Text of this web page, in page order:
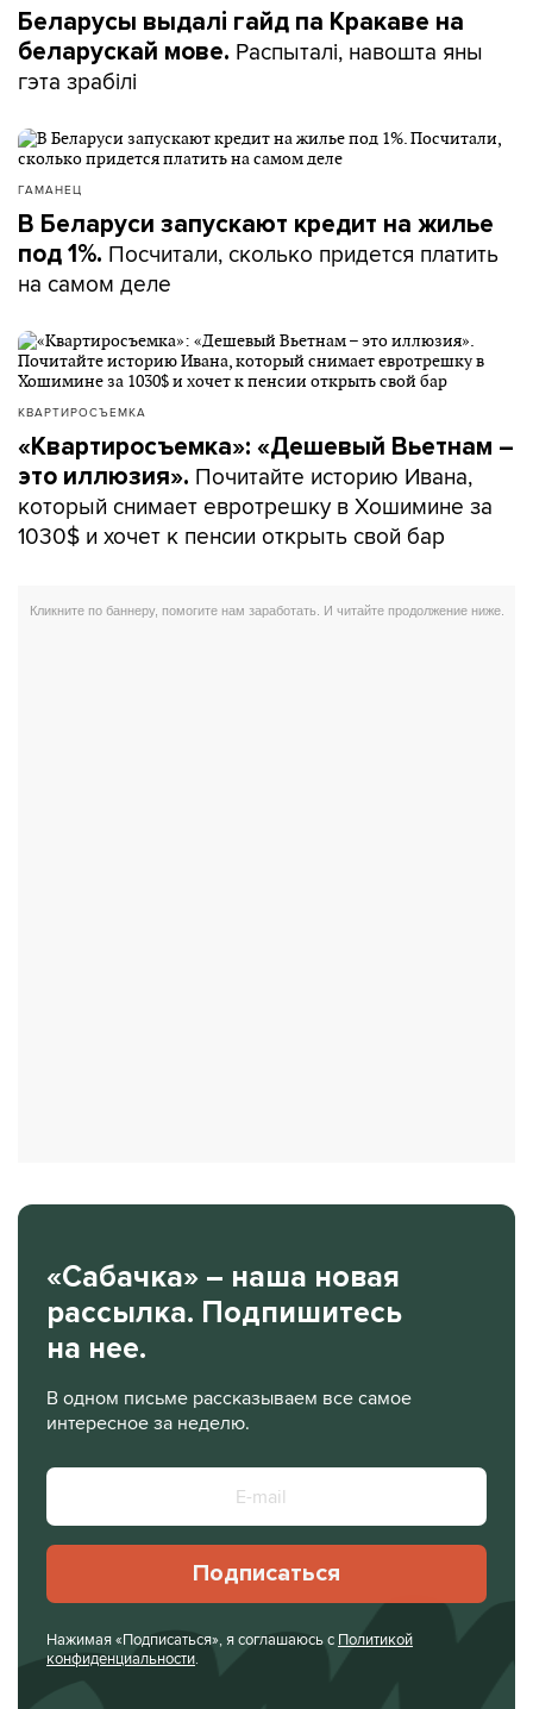
Беларусы выдалі гайд па Кракаве на
беларускай мове. Распыталі, навошта яны
гэта зрабілі
ГАМАНЕЦ
В Беларуси запускают кредит на жилье
под 1%. Посчитали, сколько придется платить
на самом деле
КВАРТИРОСЪЕМКА
«Квартиросъемка»: «Дешевый Вьетнам –
это иллюзия». Почитайте историю Ивана,
который снимает евротрешку в Хошимине за
1030$ и хочет к пенсии открыть свой бар
«Сабачка» – наша новая
рассылка. Подпишитесь
на нее.
В одном письме рассказываем все самое
интересное за неделю.
Подписаться
Нажимая «Подписаться», я соглашаюсь с Политикой
конфиденциальности.